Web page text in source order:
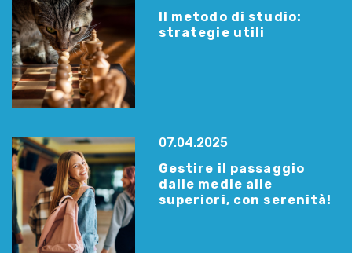
Il metodo di studio:
strategie utili
07.04.2025
Gestire il passaggio
dalle medie alle
superiori, con serenità!